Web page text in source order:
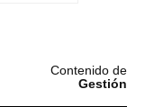
Contenido de
Gestión